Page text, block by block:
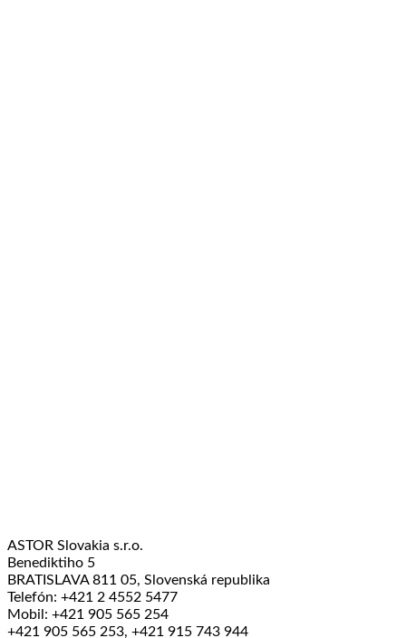
ASTOR Slovakia s.r.o.
Benediktiho 5
BRATISLAVA 811 05, Slovenská republika
Telefón: +421 2 4552 5477
Mobil: +421 905 565 254
+421 905 565 253, +421 915 743 944